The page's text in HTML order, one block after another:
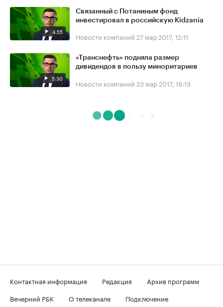
4:55
Связанный с Потаниным фонд
инвестировал в российскую Kidzania
Новости компаний 27 мар 2017, 12:11
5:30
«Транснефть» подняла размер
дивидендов в пользу миноритариев
Новости компаний 23 мар 2017, 18:13
Контактная информация Редакция
Архив программ
Вечерний РБК
О телеканале
Подключение